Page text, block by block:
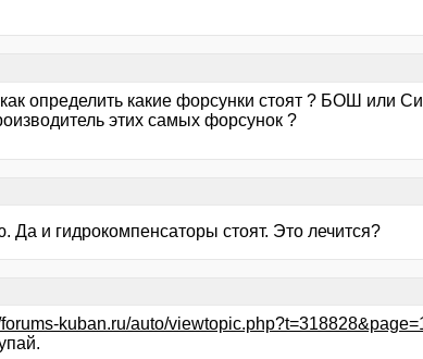
определить какие форсунки стоят ? БОШ или
этих самых форсунок ?
Да и гидрокомпенсаторы стоят. Это лечится?
forums-kuban.ru/auto/